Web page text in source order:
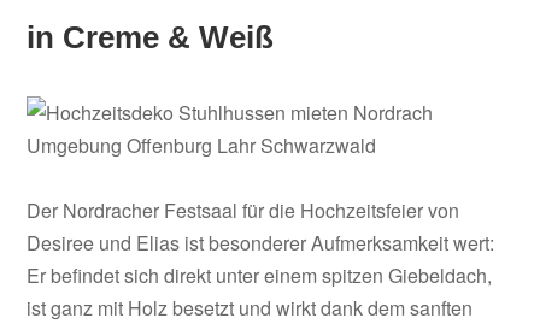
in Creme & Weiß
Der Nordracher Festsaal für die Hochzeitsfeier von
Desiree und Elias ist besonderer Aufmerksamkeit wert:
Er befindet sich direkt unter einem spitzen Giebeldach,
ist ganz mit Holz besetzt und wirkt dank dem sanften